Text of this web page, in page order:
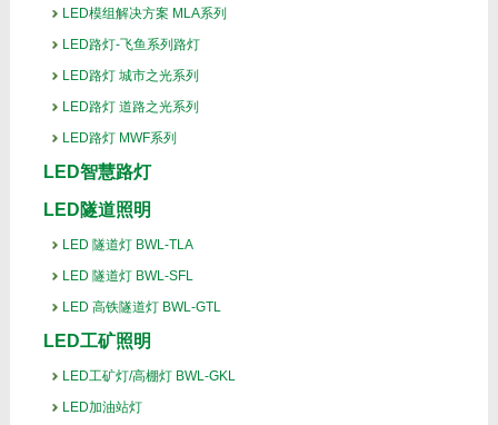
LED模组解决方案 MLA系列
LED路灯-飞鱼系列路灯
LED路灯 城市之光系列
LED路灯 道路之光系列
LED路灯 MWF系列
LED智慧路灯
LED隧道照明
LED 隧道灯 BWL-TLA
LED 隧道灯 BWL-SFL
LED 高铁隧道灯 BWL-GTL
LED工矿照明
LED工矿灯/高棚灯 BWL-GKL
LED加油站灯